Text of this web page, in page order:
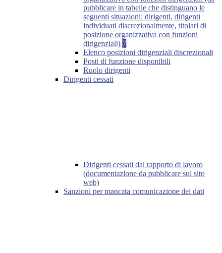
pubblicare in tabelle che distinguano le
seguenti situazioni: dirigenti, dirigenti
individuati discrezionalmente, titolari di
posizione organizzativa con funzioni
dirigenziali) 7
Elenco posizioni dirigenziali discrezionali
Posti di funzione disponibili
Ruolo dirigenti
Dirigenti cessati
Dirigenti cessati dal rapporto di lavoro
(documentazione da pubblicare sul sito
web)
Sanzioni per mancata comunicazione dei dati